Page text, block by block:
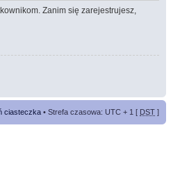
Zanim się zarejestrujesz,
ciasteczka • Strefa czasowa: UTC + 1 [ DST ]